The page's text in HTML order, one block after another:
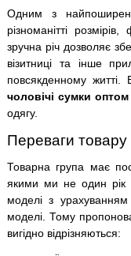
Одним з
різноманітті
зручна річ дозволяє
візитниці та інше
повсякденному житті.
чоловічі сумки оптом
одягу.
Переваги товару
Товарна група має
якими ми не один рік
моделі з
моделі. Тому
вигідно відрізняються: